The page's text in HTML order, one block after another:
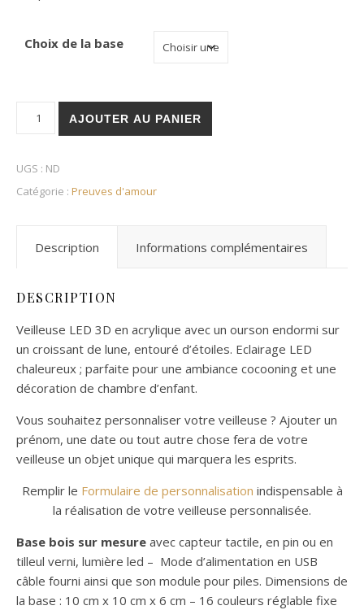
Choix de la base
AJOUTER AU PANIER
UGS : ND
Catégorie : Preuves d'amour
Description Informations complémentaires
DESCRIPTION
Veilleuse LED 3D en acrylique avec un ourson endormi sur
un croissant de lune, entouré d’étoiles. Eclairage LED
chaleureux ; parfaite pour une ambiance cocooning et une
décoration de chambre d’enfant.
Vous souhaitez personnaliser votre veilleuse ? Ajouter un
prénom, une date ou tout autre chose fera de votre
veilleuse un objet unique qui marquera les esprits.
Remplir le Formulaire de personnalisation indispensable à
la réalisation de votre veilleuse personnalisée.
Base bois sur mesure avec capteur tactile, en pin ou en
tilleul verni, lumière led – Mode d’alimentation en USB
câble fourni ainsi que son module pour piles. Dimensions de
la base : 10 cm x 10 cm x 6 cm – 16 couleurs réglable fixe